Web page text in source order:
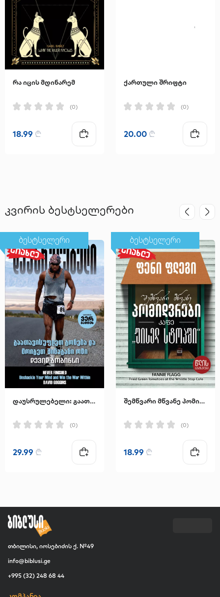
რა იცის მდინარემ
(0)
18.99 ₾
ქართული შრიფტი
(0)
20.00 ₾
კვირის ბესტსელერები
ბესტსელერი
დაუსრულებელი: გაათავისუფლეთ გონება და მოიგეთ შინაგანი ომი
(0)
29.99 ₾
ბესტსელერი
შემწვარი მწვანე პომიდვრები კაფე "უისელ სტოპში"
(0)
18.99 ₾
თბილისი, იოსებიძის ქ. №49
info@biblusi.ge
+995 (32) 248 68 44